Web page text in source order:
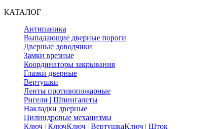
КАТАЛОГ
Антипаника
Выпадающие дверные пороги
Дверные доводчики
Замки врезные
Координаторы закрывания
Глазки дверные
Вертушки
Ленты противопожарные
Ригели | Шпингалеты
Накладки дверные
Цилиндровые механизмы
Ключ | КлючКлюч | ВертушкаКлюч | Шток